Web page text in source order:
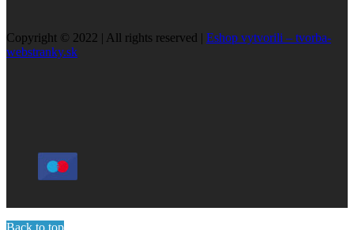
Copyright © 2022 | All rights reserved | Eshop vytvorili – tvorba-
webstranky.sk